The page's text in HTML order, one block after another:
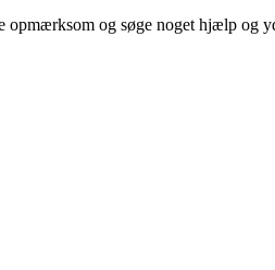
opmærksom og søge noget hjælp og